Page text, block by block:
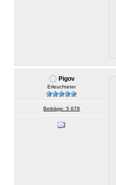
Pigov
Erleuchteter
Beiträge: 5 678